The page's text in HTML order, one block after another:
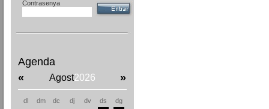
Contrasenya
Agenda
«
Agost2026 »
dl dm dc dj dv ds
dg